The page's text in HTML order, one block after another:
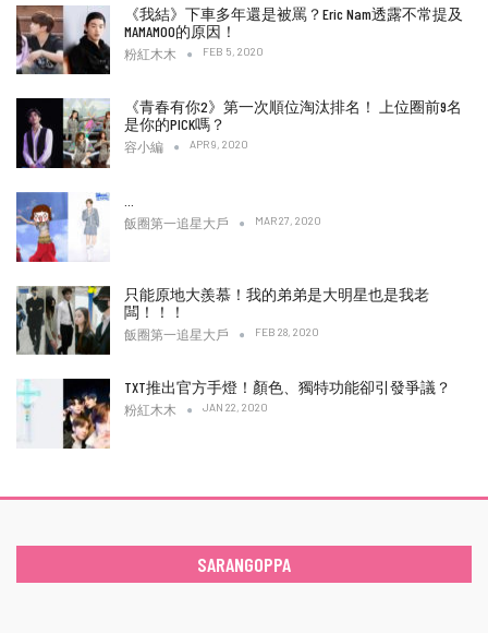
《我結》下車多年還是被罵？Eric Nam透露不常提及
MAMAMOO的原因！
粉紅木木 FEB 5, 2020
《青春有你2》第一次順位淘汰排名！ 上位圈前9名
是你的PICK嗎？
容小編 APR 9, 2020
飯圈第一追星大戶 MAR 27, 2020
只能原地大羨慕！我的弟弟是大明星也是我老
闆！！！
飯圈第一追星大戶 FEB 28, 2020
TXT推出官方手燈！顏色、獨特功能卻引發爭議？
粉紅木木 JAN 22, 2020
SARANGOPPA